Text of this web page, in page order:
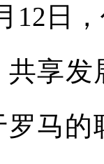
日，
共享
马